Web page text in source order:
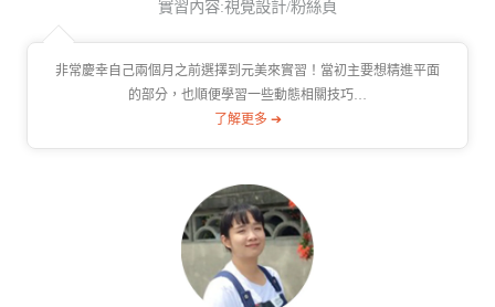
實習內容:視覺設計/粉絲頁
非常慶幸自己兩個月之前選擇到元美來實習！當初主要想精進平面
的部分，也順便學習一些動態相關技巧…
了解更多 ➔